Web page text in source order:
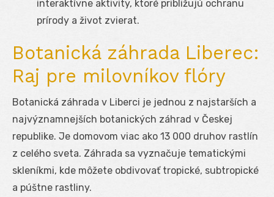
interaktívne aktivity, ktoré približujú ochranu
prírody a život zvierat.
Botanická záhrada Liberec:
Raj pre milovníkov flóry
Botanická záhrada v Liberci je jednou z najstarších a
najvýznamnejších botanických záhrad v Českej
republike. Je domovom viac ako 13 000 druhov rastlín
z celého sveta. Záhrada sa vyznačuje tematickými
skleníkmi, kde môžete obdivovať tropické, subtropické
a púštne rastliny.